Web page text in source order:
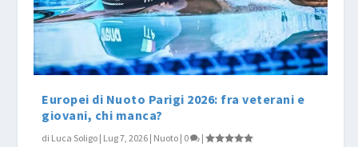
Europei di Nuoto Parigi 2026: fra veterani e
giovani, chi manca?
di Luca Soligo | Lug 7, 2026 | Nuoto | 0 |